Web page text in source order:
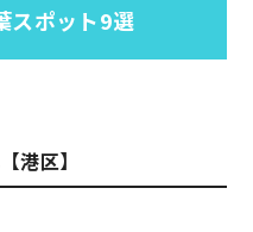
スポット9選
港区】